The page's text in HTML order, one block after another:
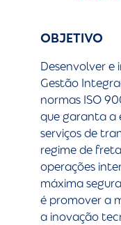
OBJETIVO
Desenvolver e
Gestão
normas ISO
que garanta a
serviços de
regime de
operações
máxima
é promover a
a inovação